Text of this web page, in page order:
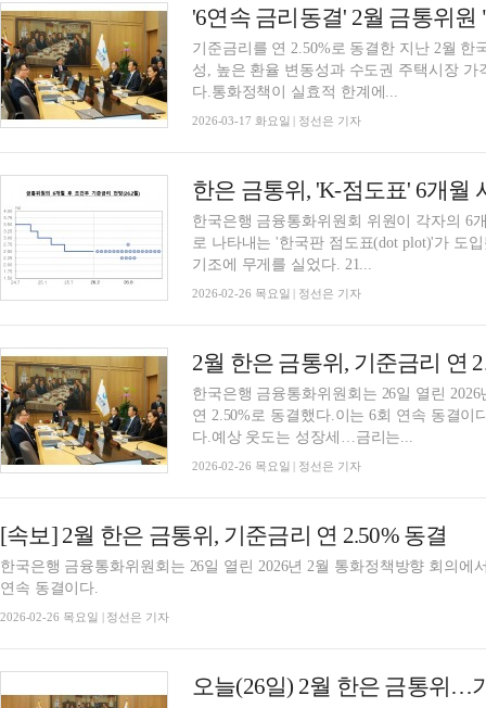
기준금리를 연 2.50%로 동결한 지난 2월
성, 높은 환율 변동성과 수도권 주택시장
다.통화정책이 실효적 한계에...
2026-03-17 화요일 | 정선은 기자
한국은행 금융통화위원회 위원이 각자의 6
로 나타내는 '한국판 점도표(dot plot)'가 도
기조에 무게를 실었다. 21...
2026-02-26 목요일 | 정선은 기자
한국은행 금융통화위원회는 26일 열린
연 2.50%로 동결했다.이는 6회 연속 동결
다.예상 웃도는 성장세…금리는...
2026-02-26 목요일 | 정선은 기자
[속보] 2월 한은 금통위, 기준금리 연 2.50% 동결
한국은행 금융통화위원회는 26일 열린 2026년 2월 통화정책방향 회의에
연속 동결이다.
2026-02-26 목요일 | 정선은 기자
오늘(26일) 2월 한은 금통위…